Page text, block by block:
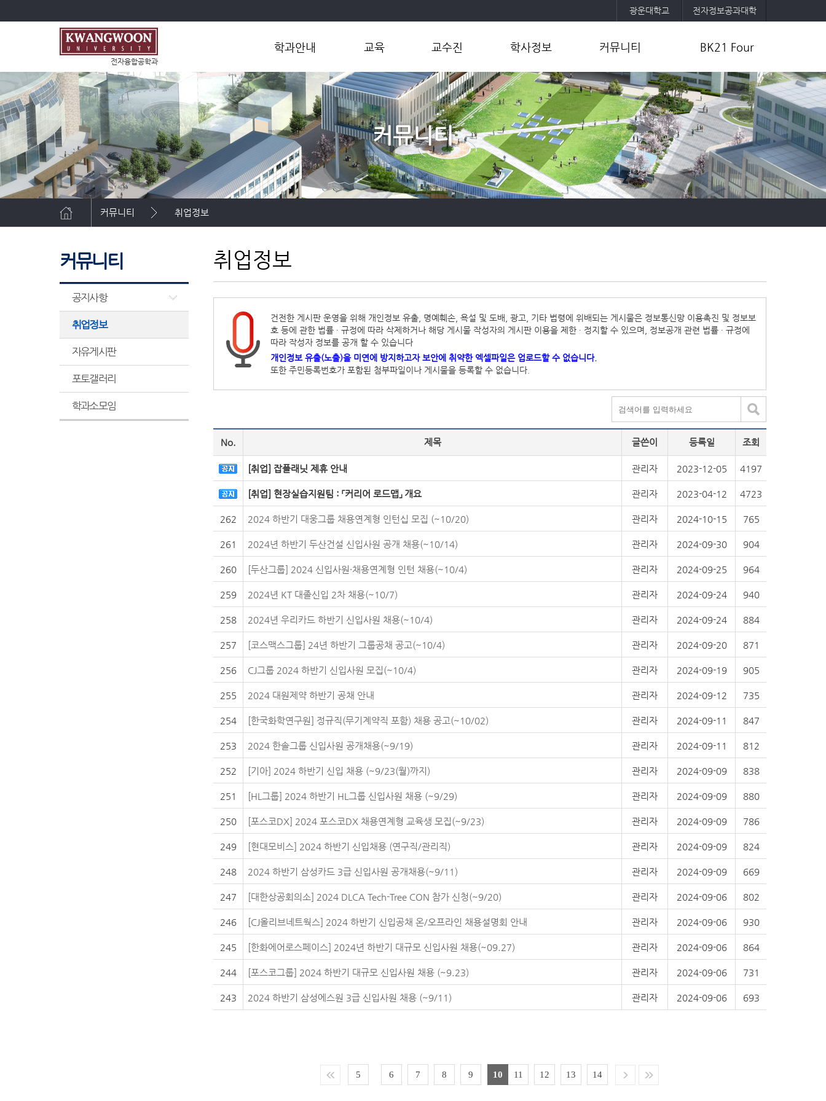
광운대학교 전자정보공과대학
전자융합공학과
학과안내
학과소개
학과장인사말
연혁
오시는길
교육
학부
대학원
교수진
교수
연구실
학사정보
연계전공
마이크로전공
공학인증제
대학원
커뮤니티
공지사항
취업정보
자유게시판
포토갤러리
학과소모임
BK21 Four
사업목표 및 내용
교육팀 및 참여교수 소개
사업성과
연구활동
기타자료
커뮤니티
커뮤니티 취업정보
커뮤니티
공지사항
취업정보
자유게시판
포토갤러리
학과소모임
취업정보
건전한 게시판 운영을 위해 개인정보 유출, 명예훼손, 욕설 및 도배, 광고, 기타 법령에 위배되는 게시물은 정보통신망 이용촉진 및 정보보
호 등에 관한 법률 ∙ 규정에 따라 삭제하거나 해당 게시물 작성자의 게시판 이용을 제한 ∙ 정지할 수 있으며, 정보공개 관련 법률 ∙ 규정에
따라 작성자 정보를 공개 할 수 있습니다
개인정보 유출(노출)을 미연에 방지하고자 보안에 취약한 엑셀파일은 업로드할 수 없습니다.
또한 주민등록번호가 포함된 첨부파일이나 게시물을 등록할 수 없습니다.
No. 제목 글쓴이 등록일 조회
[취업] 잡플래닛 제휴 안내 관리자 2023-12-05 4197
[취업] 현장실습지원팀 : 「커리어 로드맵」 개요 관리자 2023-04-12 4723
262 2024 하반기 대웅그룹 채용연계형 인턴십 모집 (~10/20) 관리자 2024-10-15 765
261 2024년 하반기 두산건설 신입사원 공개 채용(~10/14) 관리자 2024-09-30 904
260 [두산그룹] 2024 신입사원·채용연계형 인턴 채용(~10/4) 관리자 2024-09-25 964
259 2024년 KT 대졸신입 2차 채용(~10/7) 관리자 2024-09-24 940
258 2024년 우리카드 하반기 신입사원 채용(~10/4) 관리자 2024-09-24 884
257 [코스맥스그룹] 24년 하반기 그룹공채 공고(~10/4) 관리자 2024-09-20 871
256 CJ그룹 2024 하반기 신입사원 모집(~10/4) 관리자 2024-09-19 905
255 2024 대원제약 하반기 공채 안내 관리자 2024-09-12 735
254 [한국화학연구원] 정규직(무기계약직 포함) 채용 공고(~10/02) 관리자 2024-09-11 847
253 2024 한솔그룹 신입사원 공개채용(~9/19) 관리자 2024-09-11 812
252 [기아] 2024 하반기 신입 채용 (~9/23(월)까지) 관리자 2024-09-09 838
251 [HL그룹] 2024 하반기 HL그룹 신입사원 채용 (~9/29) 관리자 2024-09-09 880
250 [포스코DX] 2024 포스코DX 채용연계형 교육생 모집(~9/23) 관리자 2024-09-09 786
249 [현대모비스] 2024 하반기 신입채용 (연구직/관리직) 관리자 2024-09-09 824
248 2024 하반기 삼성카드 3급 신입사원 공개채용(~9/11) 관리자 2024-09-09 669
247 [대한상공회의소] 2024 DLCA Tech-Tree CON 참가 신청(~9/20) 관리자 2024-09-06 802
246 [CJ올리브네트웍스] 2024 하반기 신입공채 온/오프라인 채용설명회 안내 관리자 2024-09-06 930
245 [한화에어로스페이스] 2024년 하반기 대규모 신입사원 채용(~09.27) 관리자 2024-09-06 864
244 [포스코그룹] 2024 하반기 대규모 신입사원 채용 (~9.23) 관리자 2024-09-06 731
243 2024 하반기 삼성에스원 3급 신입사원 채용 (~9/11) 관리자 2024-09-06 693
5 6 7 8 9 10 11 12 13 14